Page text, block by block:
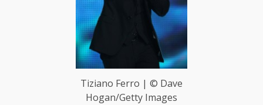
Tiziano Ferro | © Dave
Hogan/Getty Images